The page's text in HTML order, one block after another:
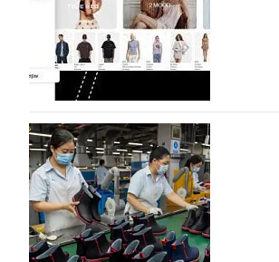
разработку, производство и…
07.08.2026 352
На платформе Lamoda -
дизайнерских марок
Российский маркетплейс Lamoda
марок одежды, обуви и
06.08.2026 513